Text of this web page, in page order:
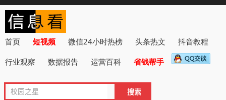
首页 短视频 微信24小时热榜 头条热文
抖音教程
行业观察
数据报告 运营百科 省钱帮手